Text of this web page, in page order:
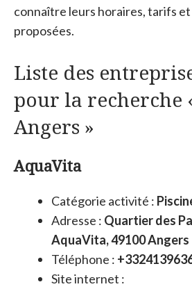
connaître leurs horaires, tarifs
proposées.
Liste des
pour la recherche
Angers »
AquaVita
Catégorie activité :
Adresse : Quartier des
AquaVita, 49100 Angers
Téléphone :
Site internet :